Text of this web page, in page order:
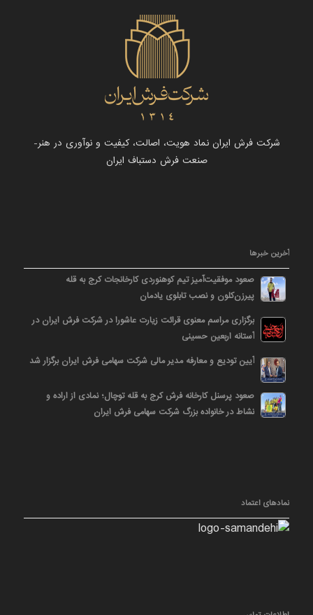
شرکت فرش ایران نماد هویت، اصالت، کیفیت و نوآوری در هنر-
صنعت فرش دستباف ایران
آخرین خبرها
صعود موفقیت‌آمیز تیم کوهنوردی کارخانجات کرج به قله
پیرزن‌کلون و نصب تابلوی یادمان
برگزاری مراسم معنوی قرائت زیارت عاشورا در شرکت فرش ایران در
آستانه اربعین حسینی
آیین تودیع و معارفه مدیر مالی شرکت سهامی فرش ایران برگزار شد
صعود پرسنل کارخانه فرش کرج به قله توچال؛ نمادی از اراده و
نشاط در خانواده بزرگ شرکت سهامی فرش ایران
نمادهای اعتماد